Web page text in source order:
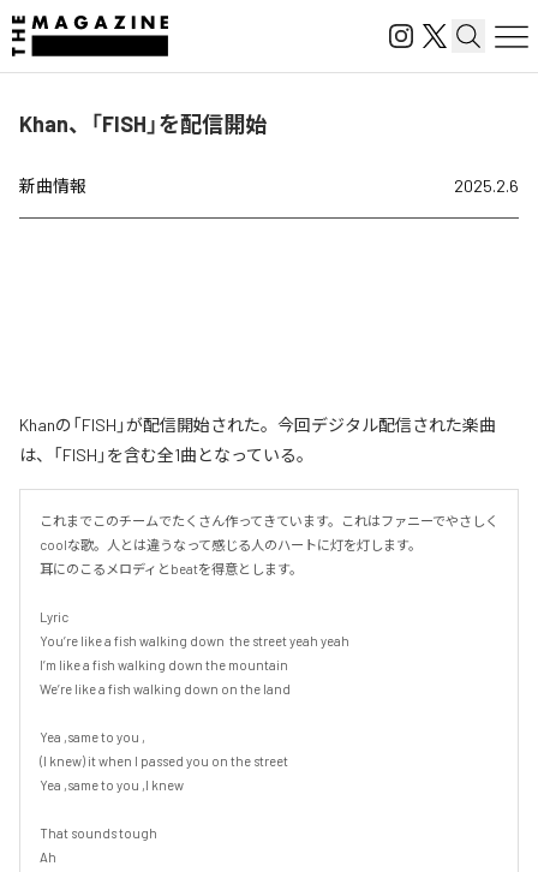
Khan、「FISH」を配信開始
新曲情報 2025.2.6
Khanの「FISH」が配信開始された。今回デジタル配信された楽曲
は、「FISH」を含む全1曲となっている。
これまでこのチームでたくさん作ってきています。これはファニーでやさしく
coolな歌。人とは違うなって感じる人のハートに灯を灯します。
耳にのこるメロディとbeatを得意とします。
Lyric
You’re like a fish walking down  the street yeah yeah
I’m like a fish walking down the mountain
We’re like a fish walking down on the land
Yea ,same to you ,
(I knew) it when I passed you on the street
Yea ,same to you ,I knew
That sounds tough
Ah